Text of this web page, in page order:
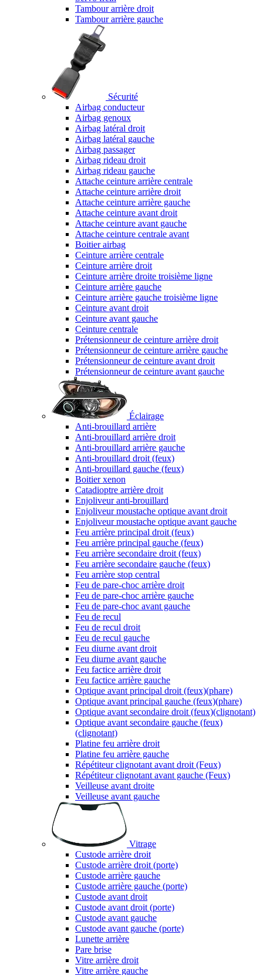
Tambour arrière droit
Tambour arrière gauche
Sécurité
Airbag conducteur
Airbag genoux
Airbag latéral droit
Airbag latéral gauche
Airbag passager
Airbag rideau droit
Airbag rideau gauche
Attache ceinture arrière centrale
Attache ceinture arrière droit
Attache ceinture arrière gauche
Attache ceinture avant droit
Attache ceinture avant gauche
Attache ceinture centrale avant
Boitier airbag
Ceinture arrière centrale
Ceinture arrière droit
Ceinture arrière droite troisième ligne
Ceinture arrière gauche
Ceinture arrière gauche troisième ligne
Ceinture avant droit
Ceinture avant gauche
Ceinture centrale
Prétensionneur de ceinture arrière droit
Prétensionneur de ceinture arrière gauche
Prétensionneur de ceinture avant droit
Prétensionneur de ceinture avant gauche
Éclairage
Anti-brouillard arrière
Anti-brouillard arrière droit
Anti-brouillard arrière gauche
Anti-brouillard droit (feux)
Anti-brouillard gauche (feux)
Boitier xenon
Catadioptre arrière droit
Enjoliveur anti-brouillard
Enjoliveur moustache optique avant droit
Enjoliveur moustache optique avant gauche
Feu arrière principal droit (feux)
Feu arrière principal gauche (feux)
Feu arrière secondaire droit (feux)
Feu arrière secondaire gauche (feux)
Feu arrière stop central
Feu de pare-choc arrière droit
Feu de pare-choc arrière gauche
Feu de pare-choc avant gauche
Feu de recul
Feu de recul droit
Feu de recul gauche
Feu diurne avant droit
Feu diurne avant gauche
Feu factice arrière droit
Feu factice arrière gauche
Optique avant principal droit (feux)(phare)
Optique avant principal gauche (feux)(phare)
Optique avant secondaire droit (feux)(clignotant)
Optique avant secondaire gauche (feux)
(clignotant)
Platine feu arrière droit
Platine feu arrière gauche
Répétiteur clignotant avant droit (Feux)
Répétiteur clignotant avant gauche (Feux)
Veilleuse avant droite
Veilleuse avant gauche
Vitrage
Custode arrière droit
Custode arrière droit (porte)
Custode arrière gauche
Custode arrière gauche (porte)
Custode avant droit
Custode avant droit (porte)
Custode avant gauche
Custode avant gauche (porte)
Lunette arrière
Pare brise
Vitre arrière droit
Vitre arrière gauche